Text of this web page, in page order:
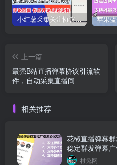
小红薯采集关注协议软件：支持自定义作品，关注，评论点赞，作品点赞收藏等
上一篇
最强B站直播弹幕协议引流软
件，自动采集直播间
相关推荐
花椒直播弹幕
稳定群发弹幕
动推广引流协议
村兔网